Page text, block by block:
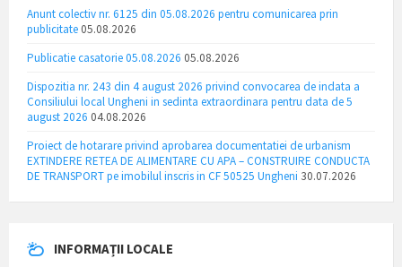
Anunt colectiv nr. 6125 din 05.08.2026 pentru comunicarea prin
publicitate 05.08.2026
Publicatie casatorie 05.08.2026 05.08.2026
Dispozitia nr. 243 din 4 august 2026 privind convocarea de indata a
Consiliului local Ungheni in sedinta extraordinara pentru data de 5
august 2026 04.08.2026
Proiect de hotarare privind aprobarea documentatiei de urbanism
EXTINDERE RETEA DE ALIMENTARE CU APA – CONSTRUIRE CONDUCTA
DE TRANSPORT pe imobilul inscris in CF 50525 Ungheni 30.07.2026
INFORMAȚII LOCALE